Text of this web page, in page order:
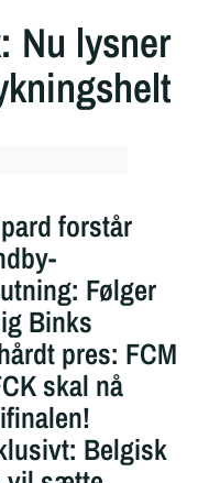
Nu lysner
forstår
Følger
Binks
pres: FCM
skal nå
Belgisk